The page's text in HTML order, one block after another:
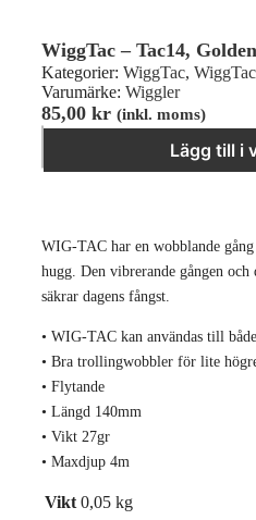
WiggTac – Tac14,
85,00 kr (inkl. moms)
WiggTac - Tac14, Golden
Lägg till i
Kategorier: WiggTac, WiggTac
Varumärke: Wiggler
WIG-TAC har en wobblande
hugg. Den vibrerande gången och
säkrar dagens fångst.
• WIG-TAC kan användas till
• Bra trollingwobbler för lite
• Flytande
• Längd 140mm
• Vikt 27gr
• Maxdjup 4m
Vikt 0,05 kg